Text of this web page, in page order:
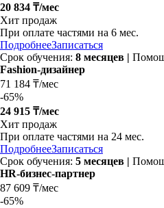
20 834 ₸/мес
Хит продаж
При оплате частями на 6 мес.
ПодробнееЗаписаться
Срок обучения: 8 месяцев |
Fashion-дизайнер
71 184 ₸/мес
-65%
24 915 ₸/мес
Хит продаж
При оплате частями на 24 мес.
ПодробнееЗаписаться
Срок обучения: 5 месяцев |
HR-бизнес-партнер
87 609 ₸/мес
-65%